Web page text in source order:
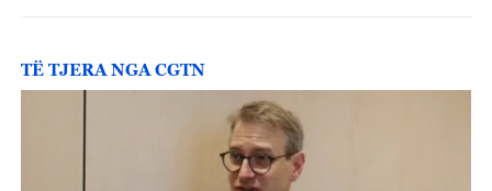
TË TJERA NGA CGTN